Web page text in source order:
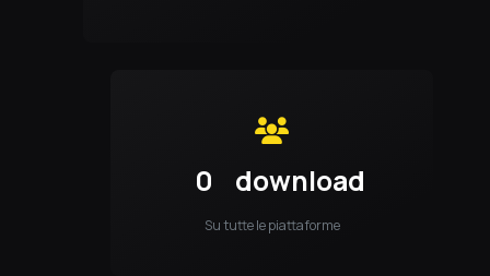
0 download
Su tutte le piattaforme